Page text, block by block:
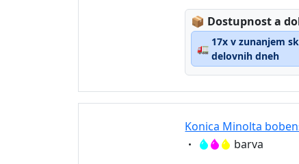
📦 Lagerstatus:
Dostupnost a
🚛
17x v zunanjem
delovnih dneh
Konica Minolta
Eigenschaft:barva